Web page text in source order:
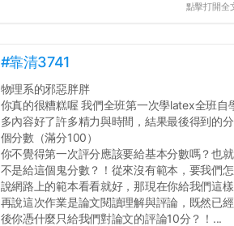
點擊打開全
#靠清3741
物理系的邪惡胖胖
你真的很糟糕喔 我們全班第一次學latex全班
多內容好了許多精力與時間，結果最後得到的
個分數（滿分100）
你不覺得第一次評分應該要給基本分數嗎？也
不是給這個鬼分數？！從來沒有範本，要我們
說網路上的範本看看就好，那現在你給我們這
再說這次作業是論文閱讀理解與評論，既然已
後你憑什麼只給我們對論文的評論10分？！...